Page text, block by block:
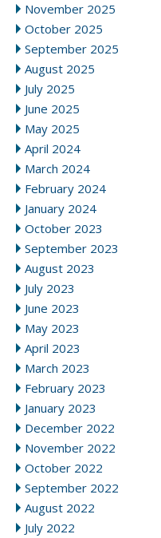
November 2025
October 2025
September 2025
August 2025
July 2025
June 2025
May 2025
April 2024
March 2024
February 2024
January 2024
October 2023
September 2023
August 2023
July 2023
June 2023
May 2023
April 2023
March 2023
February 2023
January 2023
December 2022
November 2022
October 2022
September 2022
August 2022
July 2022